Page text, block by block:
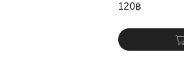
120฿